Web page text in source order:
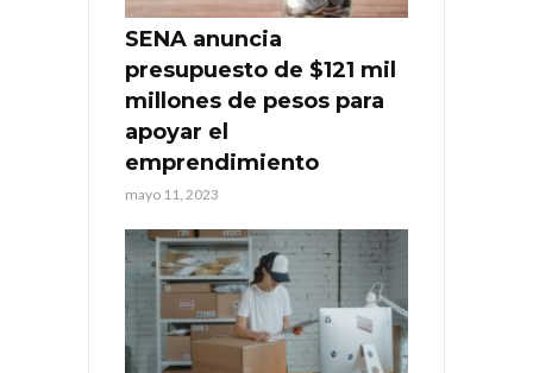
SENA anuncia
presupuesto de $121 mil
millones de pesos para
apoyar el
emprendimiento
mayo 11, 2023